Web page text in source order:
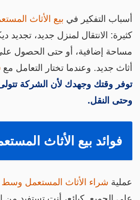
التفكير فيبيع الأثاث
الانتقال لمنزل جديد، تجديد
إضافية، أو حتى الحصول على
جديد. وعندما تختار التعامل مع
وقتك وجهدك لأن الشركة تتولى
النقل.
فوائد بيع الأثاث
شراء الأثاث المستعمل وسط